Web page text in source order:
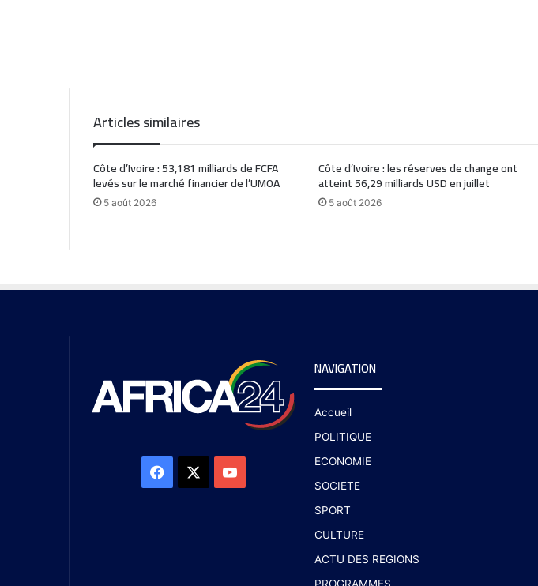
Articles similaires
Côte d’Ivoire : 53,181 milliards de FCFA
levés sur le marché financier de l’UMOA
5 août 2026
Côte d’Ivoire : les réserves de change ont
atteint 56,29 milliards USD en juillet
5 août 2026
NAVIGATION
Accueil
POLITIQUE
ECONOMIE
SOCIETE
SPORT
CULTURE
ACTU DES REGIONS